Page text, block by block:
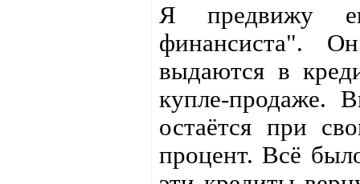
Я предвижу
финансиста".
выдаются в
купле-продаже.
остаётся при
процент. Всё